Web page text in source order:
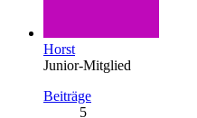
Horst
Junior-Mitglied
Beiträge
5